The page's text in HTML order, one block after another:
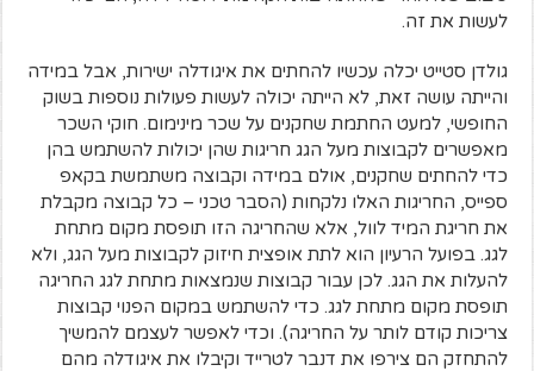
לעשות את זה.
גולדן סטייט יכלה עכשיו להחתים את איגודלה ישירות, אבל במידה
והייתה עושה זאת, לא הייתה יכולה לעשות פעולות נוספות בשוק
החופשי, למעט החתמת שחקנים על שכר מינימום. חוקי השכר
מאפשרים לקבוצות מעל הגג חריגות שהן יכולות להשתמש בהן
כדי להחתים שחקנים, אולם במידה וקבוצה משתמשת בקאפ
ספייס, החריגות האלו נלקחות (הסבר טכני – כל קבוצה מקבלת
את חריגת המיד לוול, אלא שהחריגה הזו תופסת מקום מתחת
לגג. בפועל הרעיון הוא לתת אופצית חיזוק לקבוצות מעל הגג, ולא
להעלות את הגג. לכן עבור קבוצות שנמצאות מתחת לגג החריגה
תופסת מקום מתחת לגג. כדי להשתמש במקום הפנוי קבוצות
צריכות קודם לותר על החריגה). וכדי לאפשר לעצמם להמשיך
להתחזק הם צירפו את דנבר לטרייד וקיבלו את איגודלה מהם